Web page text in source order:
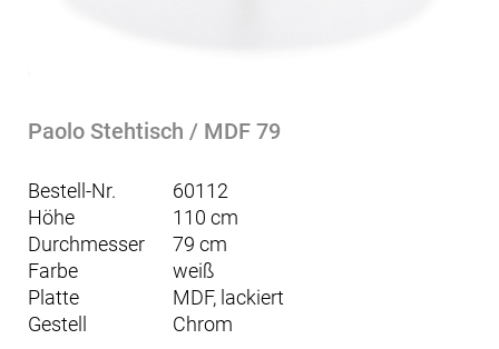
Paolo Stehtisch / MDF 79
Bestell-Nr.
60112
Höhe
110 cm
Durchmesser
79 cm
Farbe
weiß
Platte
MDF, lackiert
Gestell
Chrom